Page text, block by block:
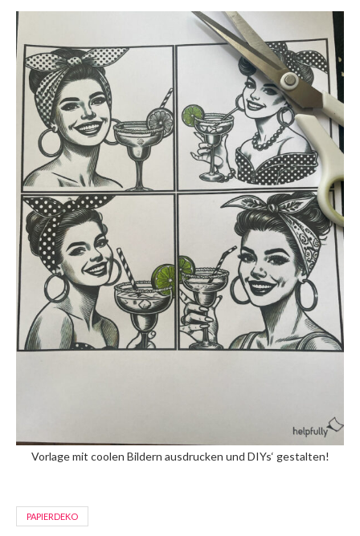
Vorlage mit coolen Bildern ausdrucken und DIYs‘ gestalten!
PAPIERDEKO